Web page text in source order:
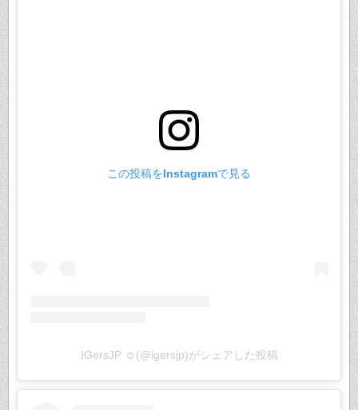
この投稿をInstagramで見る
IGersJP ☺︎(@igersjp)がシェアした投稿